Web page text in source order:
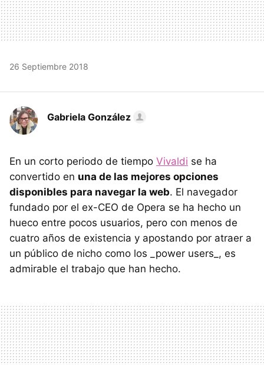
26 Septiembre 2018
Gabriela González
En un corto periodo de tiempo Vivaldi se ha
convertido en una de las mejores opciones
disponibles para navegar la web. El navegador
fundado por el ex-CEO de Opera se ha hecho un
hueco entre pocos usuarios, pero con menos de
cuatro años de existencia y apostando por atraer a
un público de nicho como los _power users_, es
admirable el trabajo que han hecho.